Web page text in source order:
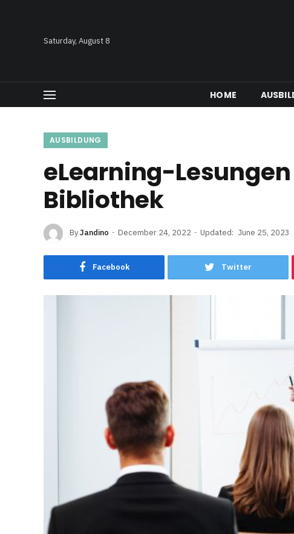
Saturday, August 8
HOME
AUSBILDUNG
eLearning-
Bibliothek
ByJandino December 24, 2022 Updated: June 25, 2023
Facebook Twitter